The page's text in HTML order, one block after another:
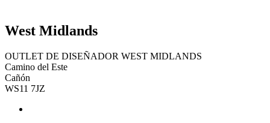
West Midlands
OUTLET DE DISEÑADOR WEST MIDLANDS
Camino del Este
Cañón
WS11 7JZ